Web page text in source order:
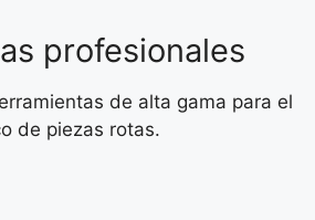
profesionales
de alta gama para el
de piezas rotas.